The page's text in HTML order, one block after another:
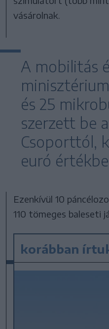
vásárolnak.
A mobilitás
és 25
szerzett be
Csoporttól,
euró
Ezenkívül 10
110 tömeges baleseti
korábban